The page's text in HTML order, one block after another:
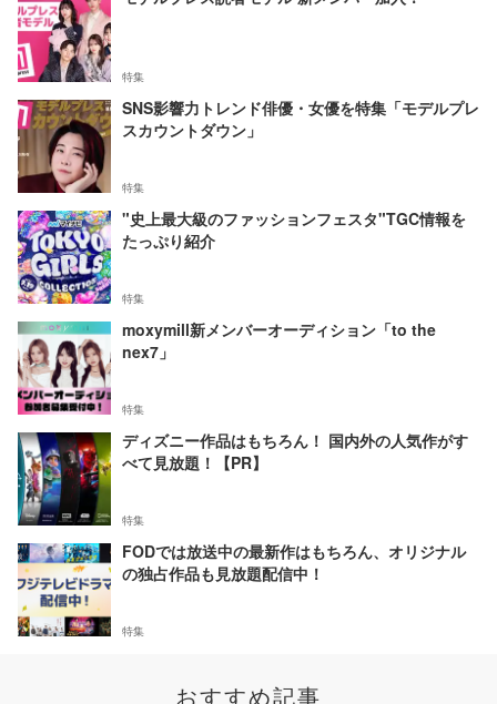
特集
SNS影響力トレンド俳優・女優を特集「モデルプレ
スカウントダウン」
特集
"史上最大級のファッションフェスタ"TGC情報を
たっぷり紹介
特集
moxymill新メンバーオーディション「to the
nex7」
特集
ディズニー作品はもちろん！ 国内外の人気作がす
べて見放題！【PR】
特集
FODでは放送中の最新作はもちろん、オリジナル
の独占作品も見放題配信中！
特集
おすすめ記事